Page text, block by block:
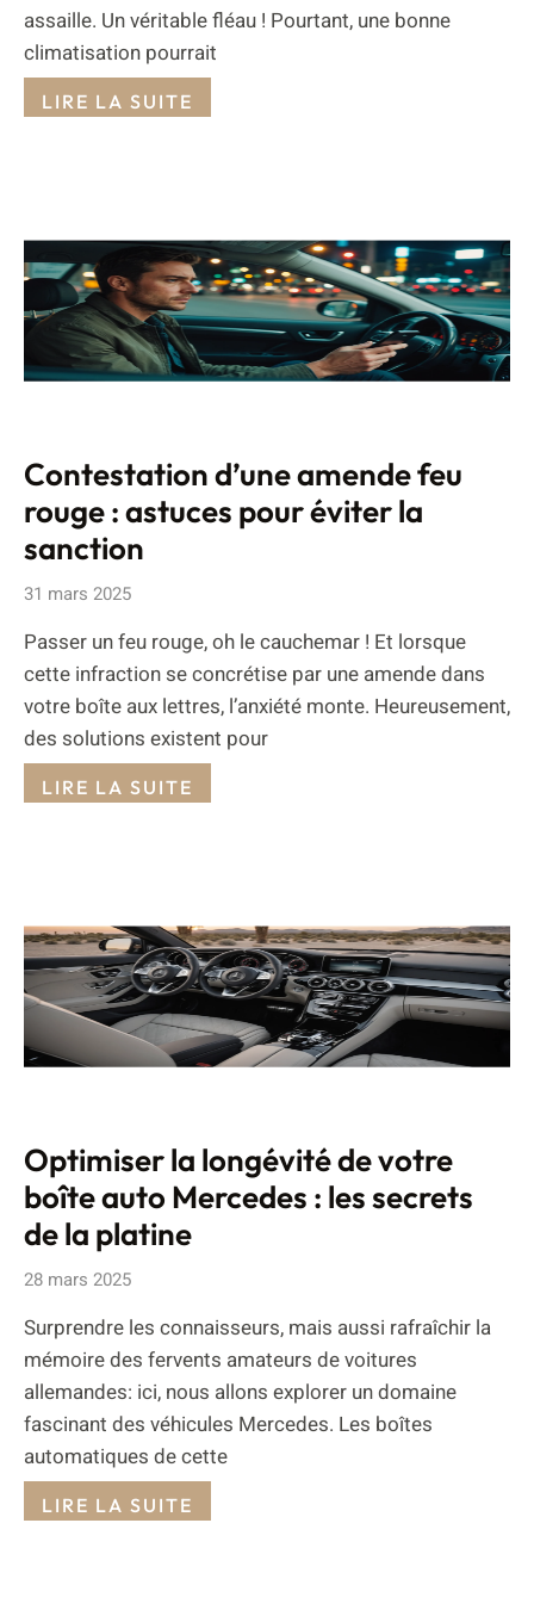
assaille. Un véritable fléau ! Pourtant, une bonne
climatisation pourrait
LIRE LA SUITE
Contestation d’une amende feu
rouge : astuces pour éviter la
sanction
31 mars 2025
Passer un feu rouge, oh le cauchemar ! Et lorsque
cette infraction se concrétise par une amende dans
votre boîte aux lettres, l’anxiété monte. Heureusement,
des solutions existent pour
LIRE LA SUITE
Optimiser la longévité de votre
boîte auto Mercedes : les secrets
de la platine
28 mars 2025
Surprendre les connaisseurs, mais aussi rafraîchir la
mémoire des fervents amateurs de voitures
allemandes: ici, nous allons explorer un domaine
fascinant des véhicules Mercedes. Les boîtes
automatiques de cette
LIRE LA SUITE